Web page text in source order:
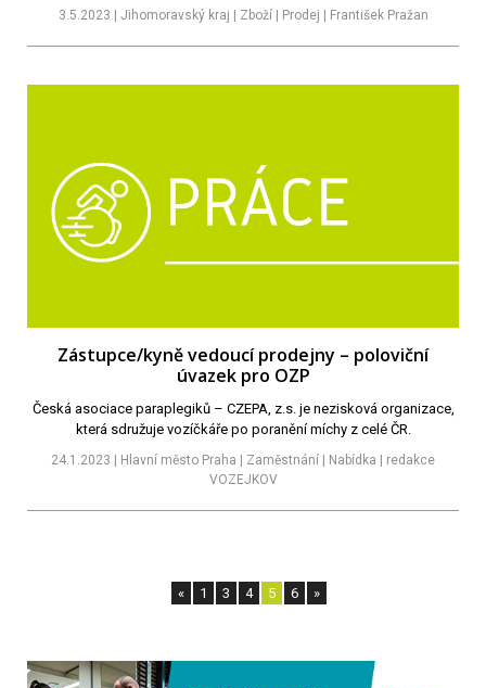
3.5.2023 | Jihomoravský kraj | Zboží | Prodej | František Pražan
Zástupce/kyně vedoucí prodejny – poloviční
úvazek pro OZP
Česká asociace paraplegiků – CZEPA, z.s. je nezisková organizace,
která sdružuje vozíčkáře po poranění míchy z celé ČR.
24.1.2023 | Hlavní město Praha | Zaměstnání | Nabídka | redakce
VOZEJKOV
« 1 3 4 5 6 »